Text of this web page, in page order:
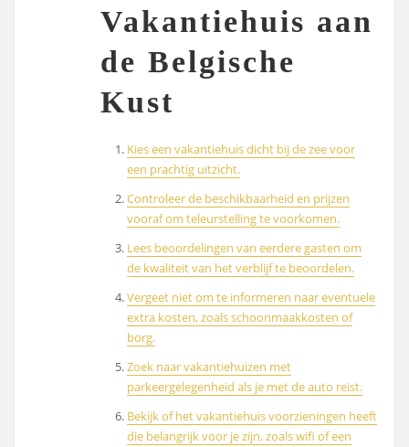
Vakantiehuis aan
de Belgische
Kust
Kies een vakantiehuis dicht bij de zee voor
een prachtig uitzicht.
Controleer de beschikbaarheid en prijzen
vooraf om teleurstelling te voorkomen.
Lees beoordelingen van eerdere gasten om
de kwaliteit van het verblijf te beoordelen.
Vergeet niet om te informeren naar eventuele
extra kosten, zoals schoonmaakkosten of
borg.
Zoek naar vakantiehuizen met
parkeergelegenheid als je met de auto reist.
Bekijk of het vakantiehuis voorzieningen heeft
die belangrijk voor je zijn, zoals wifi of een